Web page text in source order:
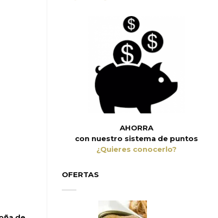
AHORRA
con nuestro sistema de puntos
¿Quieres conocerlo?
OFERTAS